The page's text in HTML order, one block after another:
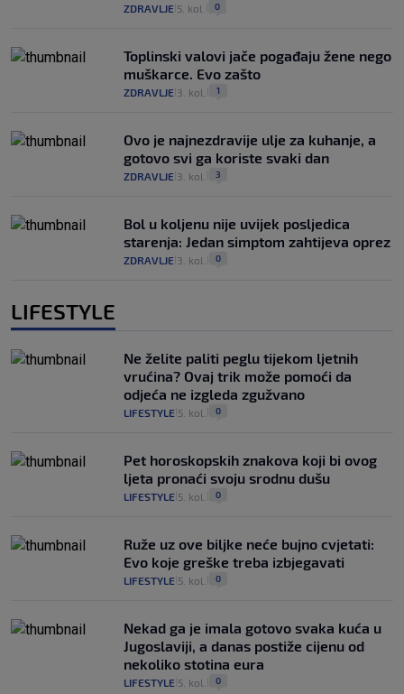
ZDRAVLJE 5. kol. 0
Toplinski valovi jače pogađaju žene nego
muškarce. Evo zašto
ZDRAVLJE 3. kol. 1
Ovo je najnezdravije ulje za kuhanje, a
gotovo svi ga koriste svaki dan
ZDRAVLJE 3. kol. 3
Bol u koljenu nije uvijek posljedica
starenja: Jedan simptom zahtijeva oprez
ZDRAVLJE 3. kol. 0
LIFESTYLE
Ne želite paliti peglu tijekom ljetnih
vrućina? Ovaj trik može pomoći da
odjeća ne izgleda zgužvano
LIFESTYLE 5. kol. 0
Pet horoskopskih znakova koji bi ovog
ljeta pronaći svoju srodnu dušu
LIFESTYLE 5. kol. 0
Ruže uz ove biljke neće bujno cvjetati:
Evo koje greške treba izbjegavati
LIFESTYLE 5. kol. 0
Nekad ga je imala gotovo svaka kuća u
Jugoslaviji, a danas postiže cijenu od
nekoliko stotina eura
LIFESTYLE 5. kol. 0